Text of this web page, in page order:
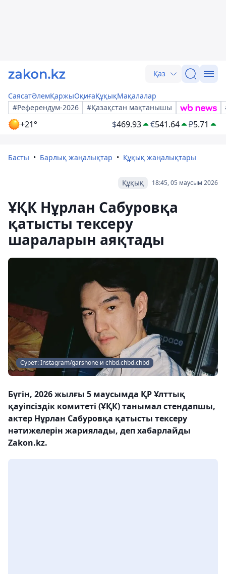
Қаз
СаясатӘлемҚаржыОқиғаҚұқықМақалалар
#Референдум-2026
#Қазақстан мақтанышы
+21° $469.93 €541.64 ₽5.71
Басты Барлық жаңалықтар Құқық жаңалықтары
18:45, 05 маусым 2026
Құқық
ҰҚК Нұрлан Сабуровқа
қатысты тексеру
шараларын аяқтады
Сурет: Instagram/garshone и chbd.chbd.chbd
Бүгін, 2026 жылғы 5 маусымда ҚР Ұлттық
қауіпсіздік комитеті (ҰҚК) танымал стендапшы,
актер Нұрлан Сабуровқа қатысты тексеру
нәтижелерін жариялады, деп хабарлайды
Zakon.kz.